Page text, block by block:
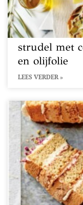
strudel met
en olijfolie
LEES VERDER »